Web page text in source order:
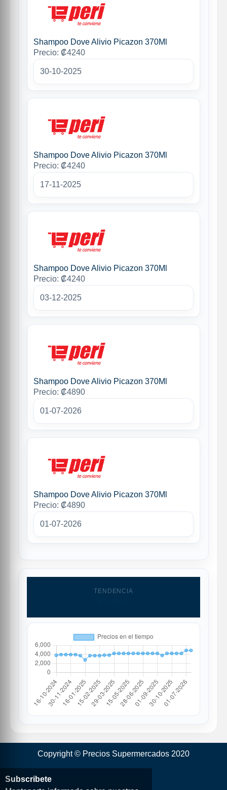
Shampoo Dove Alivio Picazon 370Ml
Precio: ₡4240
30-10-2025
Shampoo Dove Alivio Picazon 370Ml
Precio: ₡4240
17-11-2025
Shampoo Dove Alivio Picazon 370Ml
Precio: ₡4240
03-12-2025
Shampoo Dove Alivio Picazon 370Ml
Precio: ₡4890
01-07-2026
Shampoo Dove Alivio Picazon 370Ml
Precio: ₡4890
01-07-2026
TENDENCIA
Copyright © Precios Supermercados 2020
Subscribete